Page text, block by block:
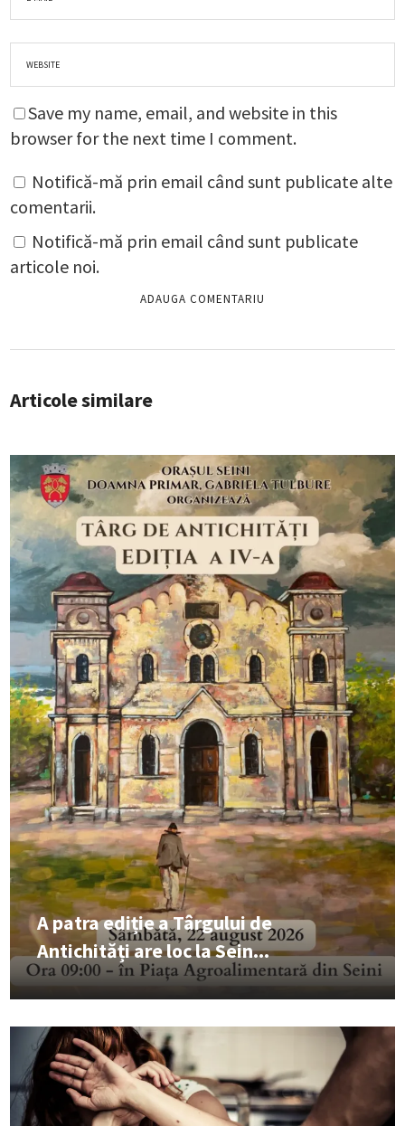
Save my name, email, and website in this
browser for the next time I comment.
Notifică-mă prin email când sunt publicate alte
comentarii.
Notifică-mă prin email când sunt publicate
articole noi.
Articole similare
A patra ediție a Târgului de
Antichități are loc la Sein...